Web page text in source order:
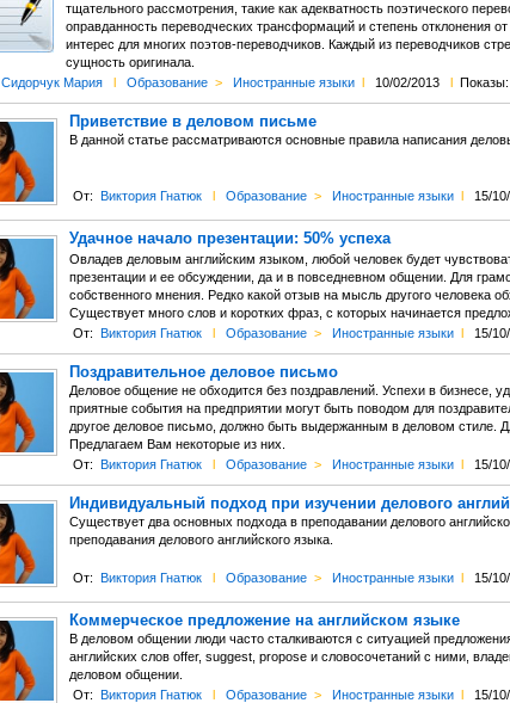
тщательного рассмотрения, такие как адекватность поэтического
оправданность переводческих трансформаций и степень отклонения
интерес для многих поэтов-переводчиков. Каждый из переводчиков
сущность оригинала.
Сидорчук Мария l Образование > Иностранные языки l 10/02/2013 l Показы:
Приветствие в деловом письме
В данной статье рассматриваются основные правила написания
От: Виктория Гнатюк l Образование > Иностранные языки l 15/
Удачное начало презентации: 50% успеха
Овладев деловым английским языком, любой человек будет
презентации и ее обсуждении, да и в повседневном общении. Для
собственного мнения. Редко какой отзыв на мысль другого человека
Существует много слов и коротких фраз, с которых начинается
От: Виктория Гнатюк l Образование > Иностранные языки l 15/
Поздравительное деловое письмо
Деловое общение не обходится без поздравлений. Успехи в бизнесе,
приятные события на предприятии могут быть поводом для
другое деловое письмо, должно быть выдержанным в деловом стиле.
Предлагаем Вам некоторые из них.
От: Виктория Гнатюк l Образование > Иностранные языки l 15/
Индивидуальный подход при изучении делового
Существует два основных подхода в преподавании делового
преподавания делового английского языка.
От: Виктория Гнатюк l Образование > Иностранные языки l 15/
Коммерческое предложение на английском языке
В деловом общении люди часто сталкиваются с ситуацией
английских слов offer, suggest, propose и словосочетаний с ними,
деловом общении.
От: Виктория Гнатюк l Образование > Иностранные языки l 15/